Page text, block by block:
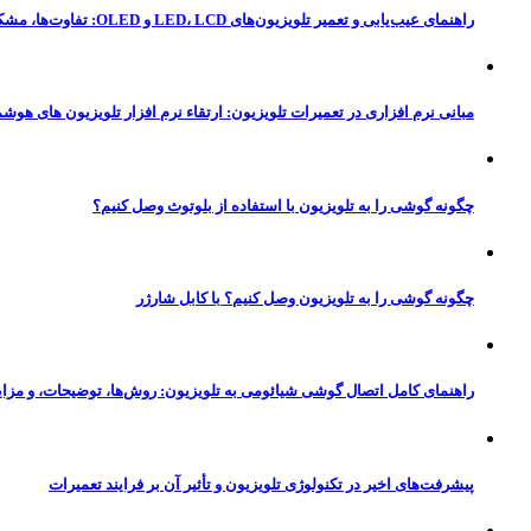
راهنمای عیب‌یابی و تعمیر تلویزیون‌های LED، LCD و OLED: تفاوت‌ها، مشکلات رایج و راه‌حل‌
مبانی نرم‌ افزاری در تعمیرات تلویزیون: ارتقاء نرم‌ افزار تلویزیون‌ های
چگونه گوشی را به تلویزیون با استفاده از بلوتوث وصل کنیم؟
چگونه گوشی را به تلویزیون وصل کنیم؟ با کابل شارژر
راهنمای کامل اتصال گوشی شیائومی به تلویزیون: روش‌ها، توضیحات، و
پیشرفت‌های اخیر در تکنولوژی تلویزیون و تأثیر آن بر فرایند تعمیرات